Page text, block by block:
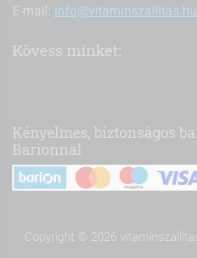
E-mail: info@vitaminszallitas.hu
Kövess minket:
Kényelmes, biztonságos
Barionnal
Copyright © 2026